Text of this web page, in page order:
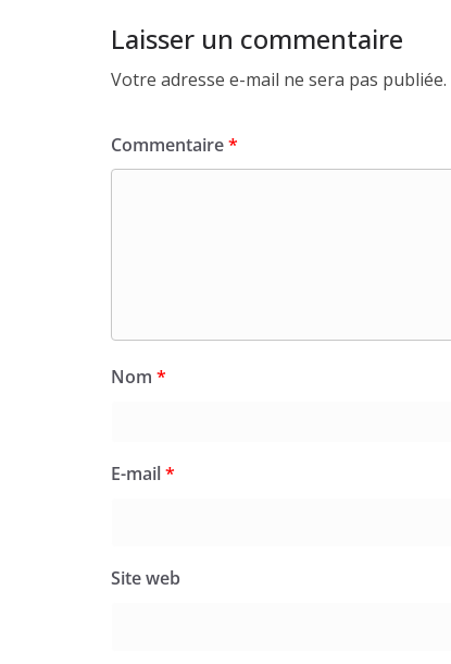
Laisser un commentaire
Votre adresse e-mail ne sera pas publiée.
Commentaire*
Nom *
E-mail*
Site web